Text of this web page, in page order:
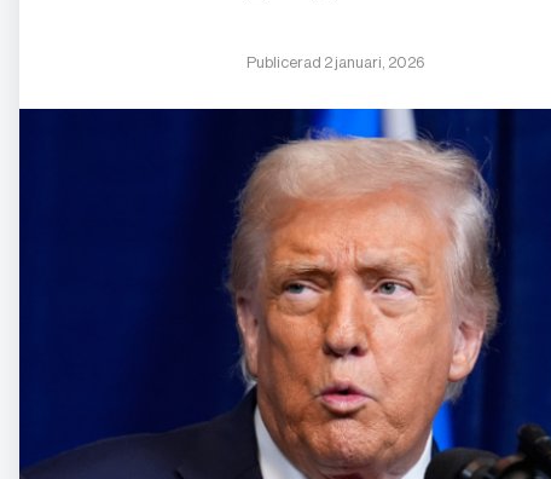
Publicerad 2 januari, 2026